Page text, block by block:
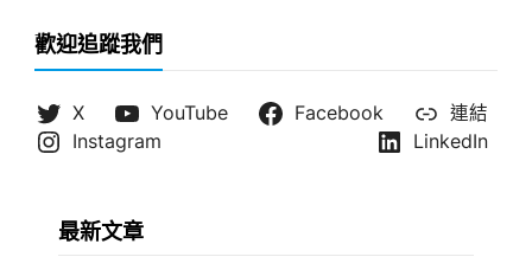
歡迎追蹤我們
X YouTube Facebook
連結
Instagram
LinkedIn
最新文章